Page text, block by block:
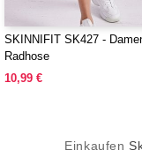
SKINNIFIT SK427 -
Radhose
10,99 €
Einkaufen